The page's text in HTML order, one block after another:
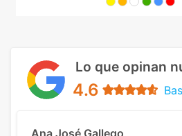
Lo que opinan
4.6
Ana José Gallego